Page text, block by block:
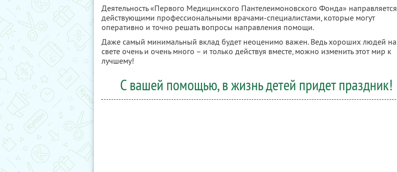
Деятельность «Первого Медицинского Пантелеимоновского Фонда» направляется
действующими профессиональными врачами-специалистами, которые могут
оперативно и точно решать вопросы направления помощи.
Даже самый минимальный вклад будет неоценимо важен. Ведь хороших людей на
свете очень и очень много – и только действуя вместе, можно изменить этот мир к
лучшему!
С вашей помощью, в жизнь детей придет праздник!